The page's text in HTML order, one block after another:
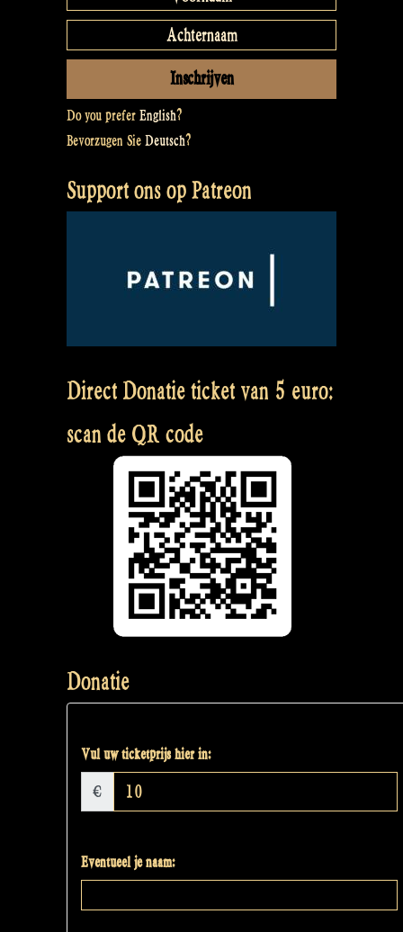
Do you prefer English?
Bevorzugen Sie Deutsch?
Support ons op Patreon
Direct Donatie ticket van 5 euro:
scan de QR code
Donatie
Vul uw ticketprijs hier in:
€
Eventueel je naam: